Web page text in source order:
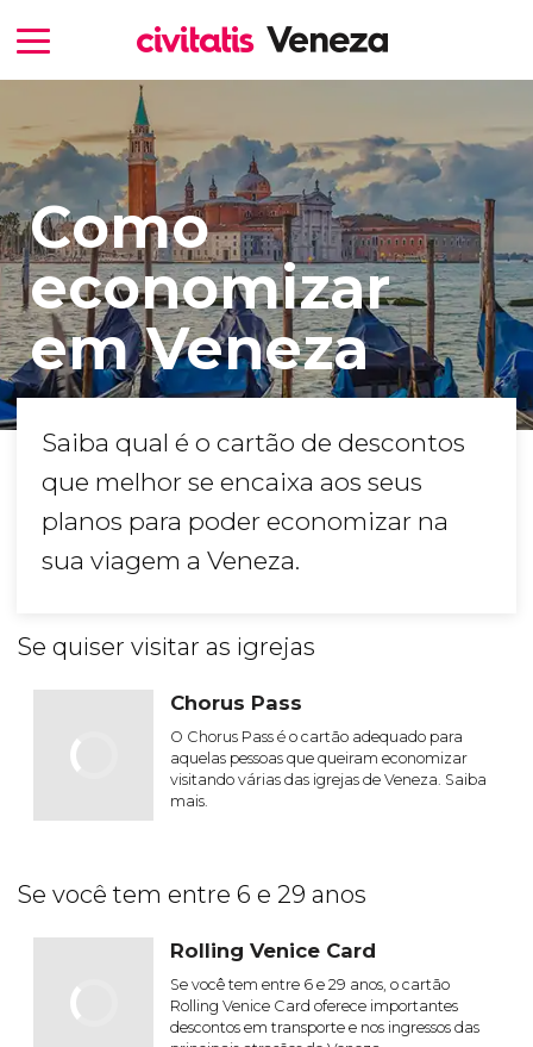
Como
economizar
em Veneza
Saiba qual é o cartão de descontos
que melhor se encaixa aos seus
planos para poder economizar na
sua viagem a Veneza.
Se quiser visitar as igrejas
Chorus Pass
O Chorus Pass é o cartão adequado para
aquelas pessoas que queiram economizar
visitando várias das igrejas de Veneza. Saiba
mais.
Se você tem entre 6 e 29 anos
Rolling Venice Card
Se você tem entre 6 e 29 anos, o cartão
Rolling Venice Card oferece importantes
descontos em transporte e nos ingressos das